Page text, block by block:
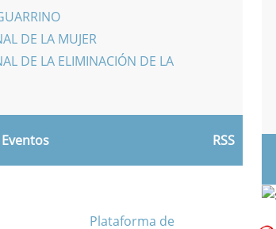
DE LA MUJER
DE LA ELIMINACIÓN DE LA
RSS
Plataforma de